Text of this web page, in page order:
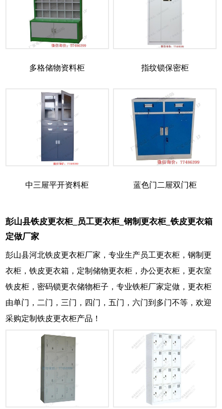
多格储物资料柜 指纹锁保密柜
中三屉平开资料柜 蓝色门二屉双门柜
彭山县铁皮更衣柜_员工更衣柜_钢制更衣柜_铁皮更衣箱
定做厂家
彭山县河北铁皮更衣柜厂家，专业生产员工更衣柜，钢制更
衣柜，铁皮更衣箱，定制储物更衣柜，办公更衣柜，更衣室
铁皮柜，密码锁更衣储物柜子，专业铁柜厂家定做，更衣柜
由单门，二门，三门，四门，五门，六门到多门不等，欢迎
采购定制铁皮更衣柜产品！